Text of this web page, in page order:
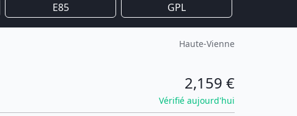
E85 GPL
Haute-Vienne
2,159 €
Vérifié aujourd'hui